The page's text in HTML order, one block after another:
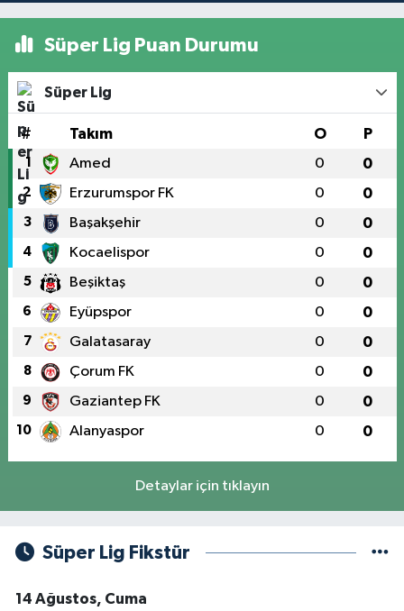
Süper Lig Puan Durumu
Süper Lig
# Takım O P
1 Amed 0 0
2 Erzurumspor FK 0 0
3 Başakşehir 0 0
4 Kocaelispor 0 0
5 Beşiktaş 0 0
6 Eyüpspor 0 0
7 Galatasaray 0 0
8 Çorum FK 0 0
9 Gaziantep FK 0 0
10 Alanyaspor 0 0
Detaylar için tıklayın
Süper Lig Fikstür
14 Ağustos, Cuma